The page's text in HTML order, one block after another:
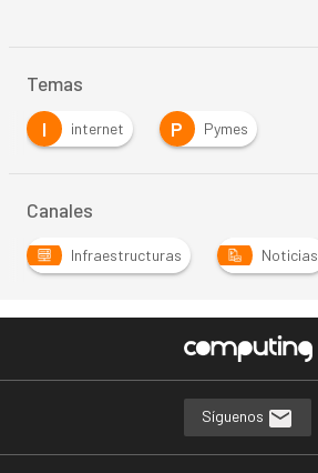
Temas
I
internet P Pymes
Canales
Infraestructuras Noticias
Síguenos